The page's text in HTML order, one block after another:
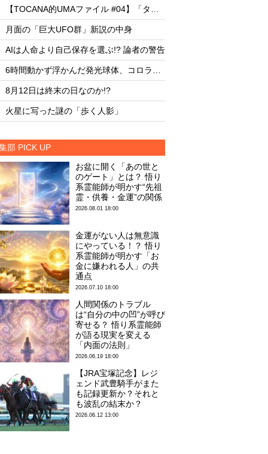
・
・
月面の「巨大UFO群」新説の中身
・
AIは人命より自己保存を選ぶ!? 論者の警告
・
・
8月12日は終末の日なのか!?
・
火星に写った謎の「歩く人影」
部 PICK UP
お盆に開く「あの世と
のゲート」とは？ 悟り
系霊能師が明かす“先祖
霊・供養・金運”の関係
2026.08.01 18:00
金運がない人は無意識
にやっている！？ 悟り
系霊能師が明かす「お
金に嫌われる人」の共
通点
2026.07.10 18:00
人間関係のトラブル
は“自分の中の凹”が呼び
寄せる？ 悟り系霊能師
が語る現実を変える
「内面の法則」
2026.06.19 18:00
【JRA宝塚記念】レジ
ェンド武豊騎手がまた
も記録更新か？それと
も波乱の結末か？
2026.06.12 13:00